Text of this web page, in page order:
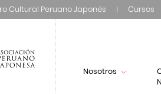
Cultural Peruano Japonés Cursos
Nosotros